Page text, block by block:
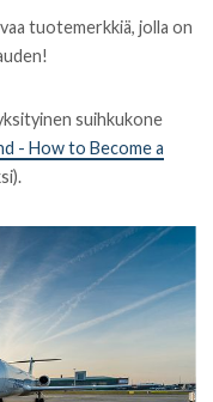
tuotemerkkiä, jolla on
suihkukone
- How to Become a